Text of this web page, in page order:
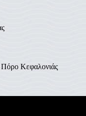
Κεφαλονιάς